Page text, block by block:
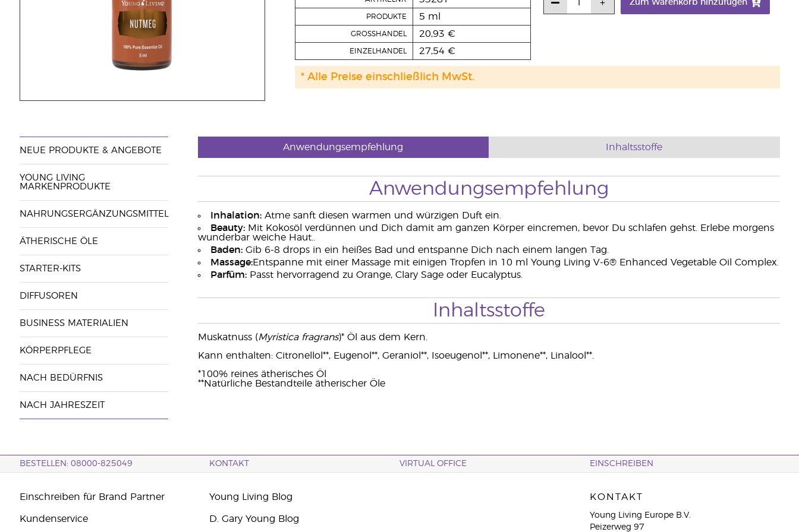
PRODUKTE 5 ml
GROSSHANDEL 20,93 €
EINZELHANDEL 27,54 €
Zum Warenkorb hinzufügen
* Alle Preise einschließlich MwSt.
NEUE PRODUKTE & ANGEBOTE
YOUNG LIVING
MARKENPRODUKTE
NAHRUNGSERGÄNZUNGSMITTEL
ÄTHERISCHE ÖLE
STARTER-KITS
DIFFUSOREN
BUSINESS MATERIALIEN
KÖRPERPFLEGE
NACH BEDÜRFNIS
NACH JAHRESZEIT
Anwendungsempfehlung Inhaltsstoffe
Anwendungsempfehlung
Inhalation:Atme sanft diesen warmen und würzigen Duft ein.
Beauty:Mit Kokosöl verdünnen und Dich damit am ganzen Körper eincremen, bevor Du schlafen gehst. Erlebe morgens
wunderbar weiche Haut..
Baden:Gib 6-8 drops in ein heißes Bad und entspanne Dich nach einem langen Tag.
Massage:Entspanne mit einer Massage mit einigen Tropfen in 10 ml Young Living V-6® Enhanced Vegetable Oil Complex.
Parfüm:Passt hervorragend zu Orange, Clary Sage oder Eucalyptus.
Inhaltsstoffe
Muskatnuss (Myristica fragrans)* Öl aus dem Kern.
Kann enthalten: Citronellol**, Eugenol**, Geraniol**, Isoeugenol**, Limonene**, Linalool**.
*100% reines ätherisches Öl
**Natürliche Bestandteile ätherischer Öle
BESTELLEN: 08000-825049 KONTAKT VIRTUAL OFFICE EINSCHREIBEN
Einschreiben für Brand Partner
Kundenservice
Young Living Blog
D. Gary Young Blog
KONTAKT
Young Living Europe B.V.
Peizerweg 97